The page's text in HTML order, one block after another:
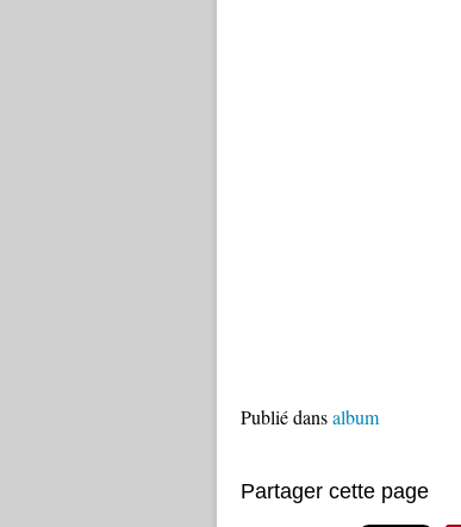
Publié dansalbum
Partager cette page